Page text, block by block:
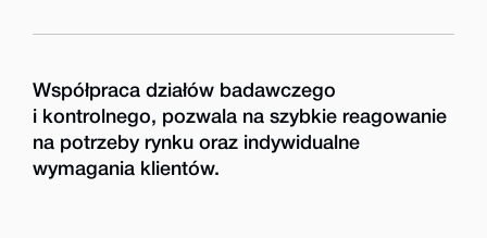
Współpraca działów badawczego
i kontrolnego, pozwala na szybkie reagowanie
na potrzeby rynku oraz indywidualne
wymagania klientów.